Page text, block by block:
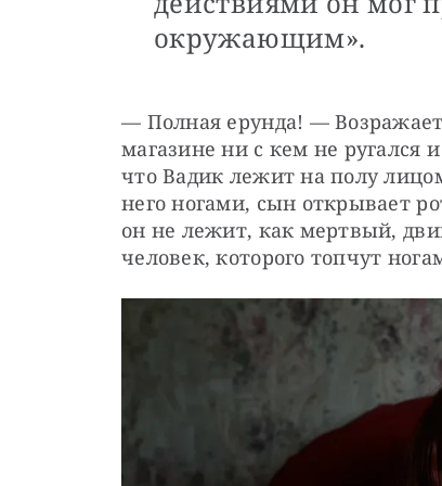
окружающим».
— Полная ерунда! —
магазине ни с кем не ругался
что Вадик лежит на полу
него ногами, сын открывает
он не лежит, как мертвый,
человек, которого топчут